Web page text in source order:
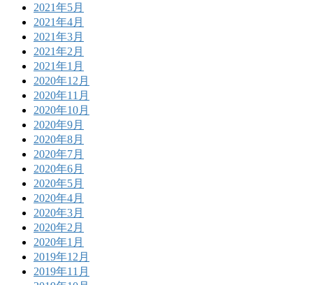
2021年5月
2021年4月
2021年3月
2021年2月
2021年1月
2020年12月
2020年11月
2020年10月
2020年9月
2020年8月
2020年7月
2020年6月
2020年5月
2020年4月
2020年3月
2020年2月
2020年1月
2019年12月
2019年11月